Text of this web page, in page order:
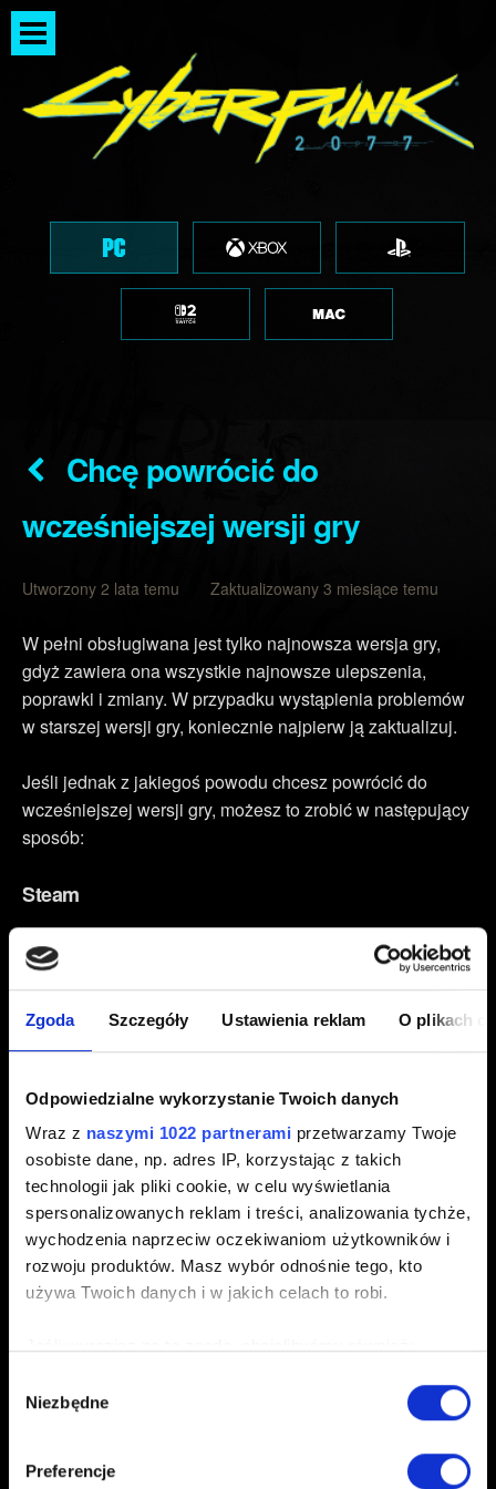
Zgoda Szczegóły Ustawienia reklam O plikach
Odpowiedzialne wykorzystanie Twoich danych
Wraz z naszymi 1022 partnerami przetwarzamy Twoje
osobiste dane, np. adres IP, korzystając z takich
technologii jak pliki cookie, w celu wyświetlania
spersonalizowanych reklam i treści, analizowania tychże,
wychodzenia naprzeciw oczekiwaniom użytkowników i
rozwoju produktów. Masz wybór odnośnie tego, kto
używa Twoich danych i w jakich celach to robi.
geograficznej z dokładnością nawet do kilku metrów
analizując charakteryzującego je zbiory danych
(fingerprinting, czyli wirtualny odcisk palca)
zgody
Niezbędne
Preferencje
Chcę powrócić do
wcześniejszej wersji gry
Utworzony 2 lata temu Zaktualizowany 3 miesiące temu
W pełni obsługiwana jest tylko najnowsza wersja gry,
gdyż zawiera ona wszystkie najnowsze ulepszenia,
poprawki i zmiany. W przypadku wystąpienia problemów
w starszej wersji gry, koniecznie najpierw ją zaktualizuj.
Jeśli jednak z jakiegoś powodu chcesz powrócić do
wcześniejszej wersji gry, możesz to zrobić w następujący
sposób:
Steam
Przejdź do swojej biblioteki Steam.
Kliknij prawym przyciskiem myszy na gręCyberpunk
2077i wybierzWłaściwości.
Przejdź do zakładkiBETA, a następnie wybierz
automatycznie.
Aby powrócić do najnowszej wersji gry, wykonaj
powyższe kroki, jednak w zakładceBETAwybierz
GOG
Przejdź do sekcjiZainstalowanena GOG Galaxy.
Zmieńkanały beta
preferowaną wersję i kliknij